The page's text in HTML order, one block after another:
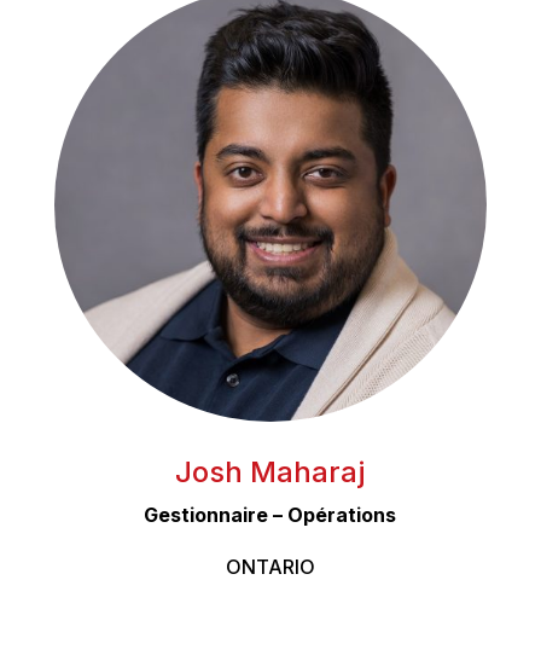
Josh Maharaj
Gestionnaire – Opérations
ONTARIO